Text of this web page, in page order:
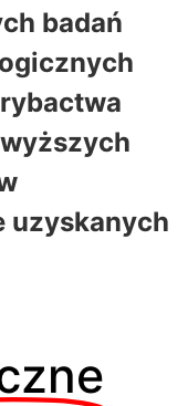
badań
uzyskanych